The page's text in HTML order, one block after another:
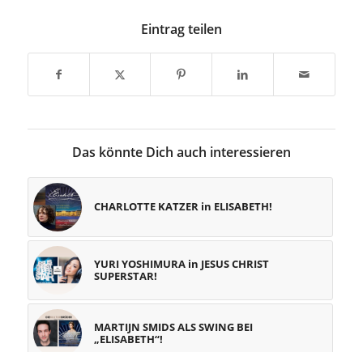
Eintrag teilen
Das könnte Dich auch interessieren
CHARLOTTE KATZER in ELISABETH!
YURI YOSHIMURA in JESUS CHRIST
SUPERSTAR!
MARTIJN SMIDS ALS SWING BEI
„ELISABETH“!